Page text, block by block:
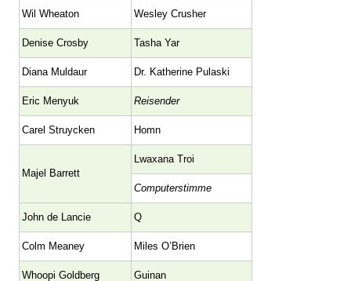
Wil Wheaton Wesley Crusher
Denise Crosby Tasha Yar
Diana Muldaur Dr. Katherine Pulaski
Eric Menyuk Reisender
Carel Struycken Homn
Majel Barrett
Lwaxana Troi
Computerstimme
John de Lancie Q
Colm Meaney Miles O’Brien
Whoopi Goldberg Guinan